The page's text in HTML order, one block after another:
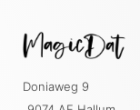
Doniaweg 9